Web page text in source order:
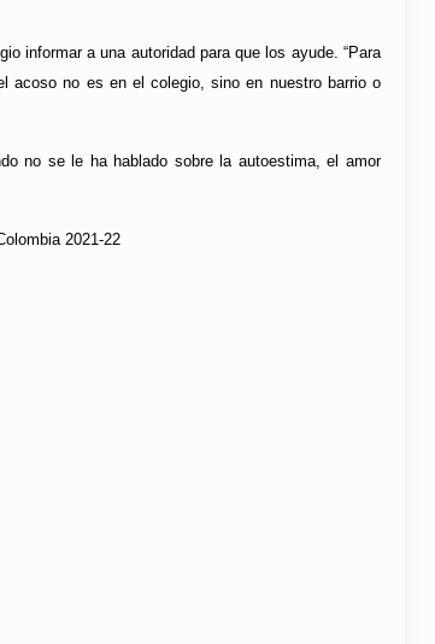
informar a una autoridad para que los ayude. “Para
acoso no es en el colegio, sino en nuestro barrio o
no se le ha hablado sobre la autoestima, el amor
2021-22